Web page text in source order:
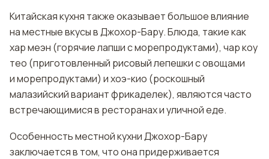
Китайская кухня также оказывает большое влияние
на местные вкусы в Джохор-Бару. Блюда, такие как
хар меэн (горячие лапши с морепродуктами), чар коу
тео (приготовленный рисовый лепешки с овощами
и морепродуктами) и хоэ-кио (роскошный
малазийский вариант фрикаделек), являются часто
встречающимися в ресторанах и уличной еде.
Особенность местной кухни Джохор-Бару
заключается в том, что она придерживается